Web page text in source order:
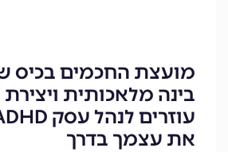
מועצת החכמים בכיס
בינה מלאכותית
את עצמך בדרך